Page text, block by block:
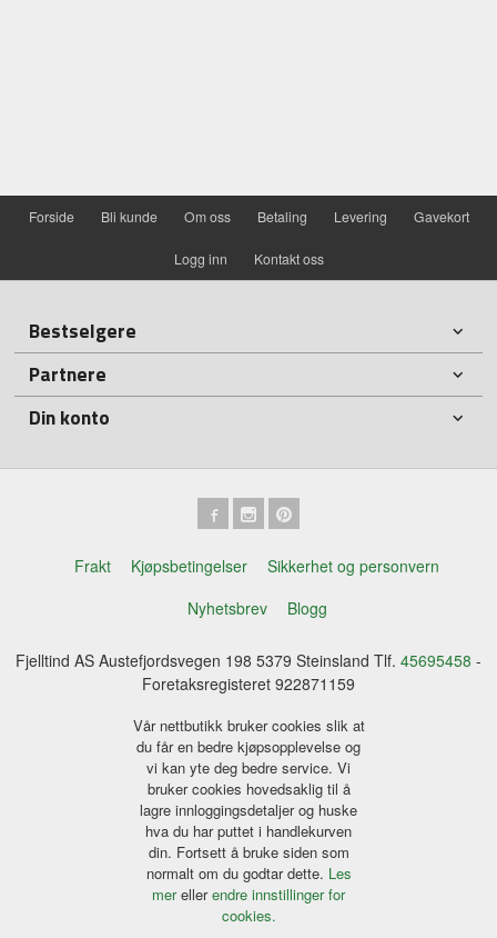
Forside Bli kunde Om oss Betaling Levering Gavekort
Logg inn Kontakt oss
Bestselgere
Partnere
Din konto
Frakt Kjøpsbetingelser
Sikkerhet og personvern
Nyhetsbrev
Blogg
Fjelltind AS Austefjordsvegen 198 5379 Steinsland Tlf. 45695458 -
Foretaksregisteret 922871159
Vår nettbutikk bruker cookies slik at
du får en bedre kjøpsopplevelse og
vi kan yte deg bedre service. Vi
bruker cookies hovedsaklig til å
lagre innloggingsdetaljer og huske
hva du har puttet i handlekurven
din. Fortsett å bruke siden som
normalt om du godtar dette. Les
merellerendre innstillinger for
cookies.